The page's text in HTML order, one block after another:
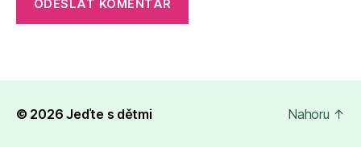
© 2026Jeďte s dětmi Nahoru ↑